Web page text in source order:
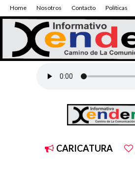
Home Nosotros Contacto Políticas
CARICATURA